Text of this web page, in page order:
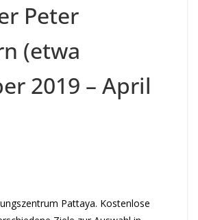
Peter
(etwa
2019 – April
Pattaya. Kostenlose